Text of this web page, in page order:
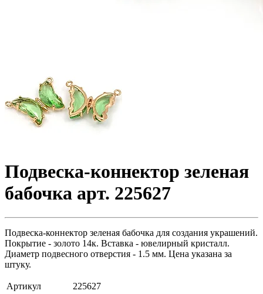
Подвеска-коннектор зеленая
бабочка арт. 225627
Подвеска-коннектор зеленая бабочка для создания украшений.
Покрытие - золото 14к. Вставка - ювелирный кристалл.
Диаметр подвесного отверстия - 1.5 мм. Цена указана за
штуку.
Артикул
225627